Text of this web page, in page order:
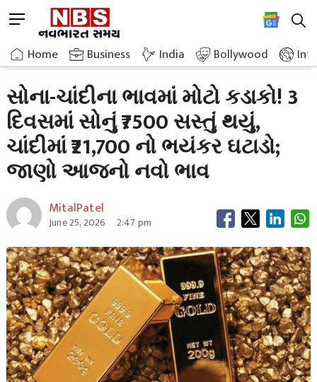
to
content
M
n
u
u
t
t
o
Home Business India Bollywood
Home»Breaking News»Big Jump In Gold And Silver Prices Gold Became Cheaper
સોના-ચાંદીના ભાવમાં મોટો કડાકો! 3
દિવસમાં સોનું ₹7500 સસ્તું થયું,
ચાંદીમાં ₹21,700 નો ભયંકર ઘટાડો;
જાણો આજનો નવો ભાવ
MitalPatel
June 25, 2026 2:47 pm